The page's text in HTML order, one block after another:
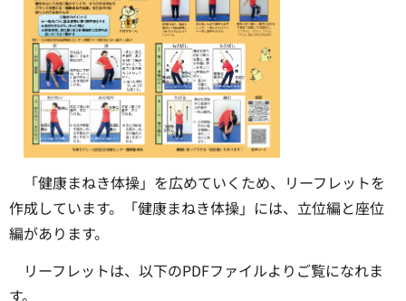
「健康まねき体操」を広めていくため、リーフレットを
作成しています。「健康まねき体操」には、立位編と座位
編があります。
リーフレットは、以下のPDFファイルよりご覧になれま
す。